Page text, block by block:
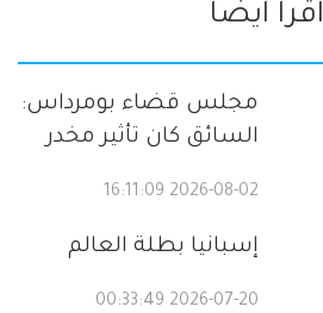
اقرا ايضا
مجلس قضاء بومرداس:
السائق كان تأثير مخدر
2026-08-02 16:11:09
إسبانيا بطلة العالم
2026-07-20 00:33:49